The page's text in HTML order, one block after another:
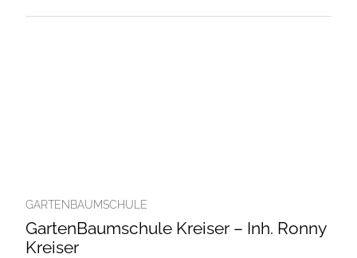
GARTENBAUMSCHULE
GartenBaumschule Kreiser – Inh. Ronny
Kreiser